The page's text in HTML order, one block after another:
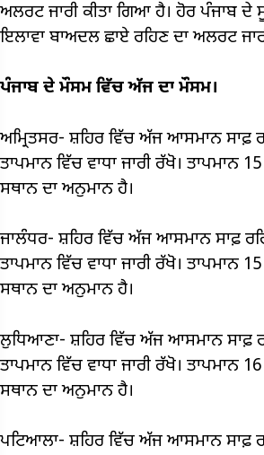
ਅਲਰਟ ਜਾਰੀ ਕੀਤਾ ਗਿਆ ਹੈ। ਹੋਰ ਪੰਜਾਬ
ਇਲਾਵਾ ਬਾਅਦਲ ਛਾਏ ਰਹਿਣ ਦਾ ਅਲਰਟ
ਪੰਜਾਬ ਦੇ ਮੌਸਮ ਵਿੱਚ ਅੱਜ ਦਾ ਮੌਸਮ।
ਅਮ੍ਰਿਤਸਰ- ਸ਼ਹਿਰ ਵਿੱਚ ਅੱਜ ਆਸਮਾਨ ਸਾਫ਼
ਤਾਪਮਾਨ ਵਿੱਚ ਵਾਧਾ ਜਾਰੀ ਰੱਖੋ। ਤਾਪਮਾਨ
ਸਥਾਨ ਦਾ ਅਨੁਮਾਨ ਹੈ।
ਜਾਲੰਧਰ- ਸ਼ਹਿਰ ਵਿੱਚ ਅੱਜ ਆਸਮਾਨ ਸਾਫ਼
ਤਾਪਮਾਨ ਵਿੱਚ ਵਾਧਾ ਜਾਰੀ ਰੱਖੋ। ਤਾਪਮਾਨ
ਸਥਾਨ ਦਾ ਅਨੁਮਾਨ ਹੈ।
ਲੁਧਿਆਣਾ- ਸ਼ਹਿਰ ਵਿੱਚ ਅੱਜ ਆਸਮਾਨ ਸਾਫ਼
ਤਾਪਮਾਨ ਵਿੱਚ ਵਾਧਾ ਜਾਰੀ ਰੱਖੋ। ਤਾਪਮਾਨ
ਸਥਾਨ ਦਾ ਅਨੁਮਾਨ ਹੈ।
ਪਟਿਆਲਾ- ਸ਼ਹਿਰ ਵਿੱਚ ਅੱਜ ਆਸਮਾਨ ਸਾਫ਼